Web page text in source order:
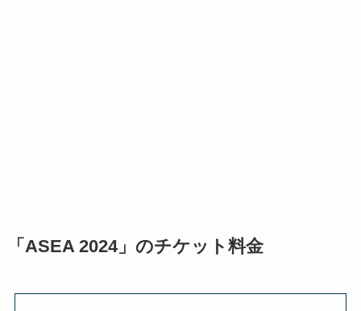
「ASEA 2024」のチケット料金